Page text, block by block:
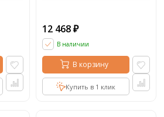
12 468 ₽
В наличии
В корзину
Купить в 1 клик